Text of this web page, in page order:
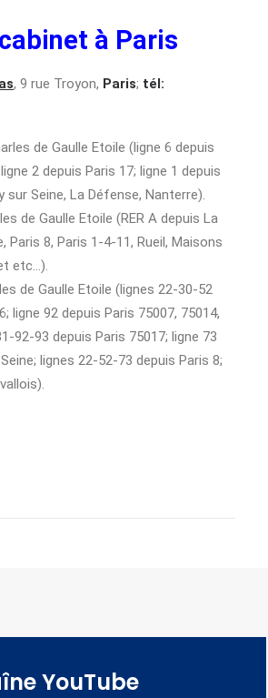
à Paris
, 9 rue Troyon, Paris; tél:
de Gaulle Etoile (ligne 6 depuis
2 depuis Paris 17; ligne 1 depuis
sur Seine, La Défense, Nanterre).
de Gaulle Etoile (RER A depuis La
Paris 8, Paris 1-4-11, Rueil, Maisons
etc…).
de Gaulle Etoile (lignes 22-30-52
ligne 92 depuis Paris 75007, 75014,
92-93 depuis Paris 75017; ligne 73
lignes 22-52-73 depuis Paris 8;
YouTube